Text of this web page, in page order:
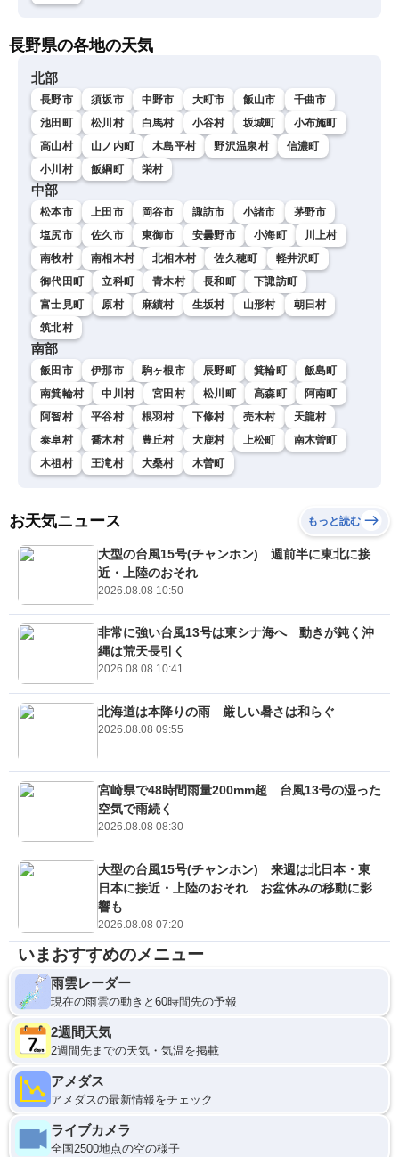
長野県の各地の天気
北部
長野市 須坂市 中野市 大町市 飯山市
千曲市
池田町
松川村 白馬村 小谷村 坂城町
小布施町
高山村
山ノ内町 木島平村 野沢温泉村
信濃町
小川村
飯綱町 栄村
中部
松本市 上田市 岡谷市 諏訪市 小諸市
茅野市
塩尻市
佐久市 東御市 安曇野市 小海町
川上村
南牧村
南相木村 北相木村 佐久穂町
軽井沢町
御代田町
立科町 青木村 長和町
下諏訪町
富士見町
原村 麻績村 生坂村 山形村
朝日村
筑北村
南部
飯田市 伊那市 駒ヶ根市 辰野町 箕輪町
飯島町
南箕輪村
中川村 宮田村 松川町 高森町
阿南町
阿智村
平谷村 根羽村 下條村 売木村
天龍村
泰阜村
喬木村 豊丘村 大鹿村 上松町
南木曽町
木祖村
王滝村 大桑村 木曽町
お天気ニュース もっと読む
大型の台風15号(チャンホン) 週前半に東北に接
近・上陸のおそれ
2026.08.08 10:50
非常に強い台風13号は東シナ海へ 動きが鈍く沖
縄は荒天長引く
2026.08.08 10:41
北海道は本降りの雨 厳しい暑さは和らぐ
2026.08.08 09:55
宮崎県で48時間雨量200mm超 台風13号の湿った
空気で雨続く
2026.08.08 08:30
大型の台風15号(チャンホン) 来週は北日本・東
日本に接近・上陸のおそれ お盆休みの移動に影
響も
2026.08.08 07:20
いまおすすめのメニュー
雨雲レーダー
現在の雨雲の動きと60時間先の予報
2週間天気
2週間先までの天気・気温を掲載
アメダス
アメダスの最新情報をチェック
ライブカメラ
全国2500地点の空の様子